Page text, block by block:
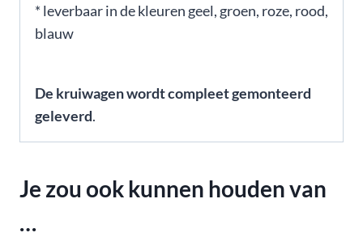
* leverbaar in de kleuren geel, groen, roze, rood,
blauw
De kruiwagen wordt compleet gemonteerd
geleverd.
Je zou ook kunnen houden van
…